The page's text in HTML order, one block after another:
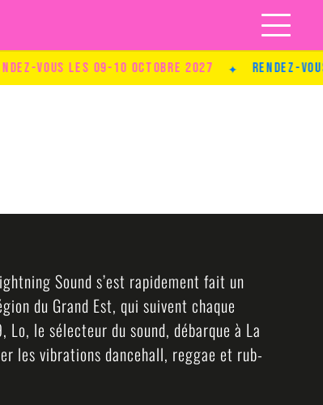
les 09-10 Octobre 2027 ✦ Rendez-vous les
Sound s’est rapidement fait un
du Grand Est, qui suivent chaque
le sélecteur du sound, débarque à La
les vibrations dancehall, reggae et rub-